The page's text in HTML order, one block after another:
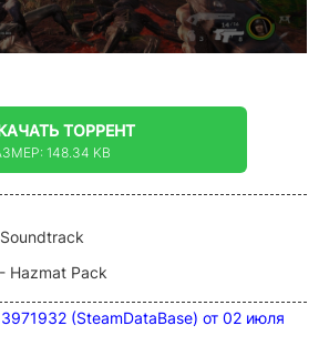
ТОРРЕНТ
148.34 KB
Hazmat Pack
(SteamDataBase) от 02 июля